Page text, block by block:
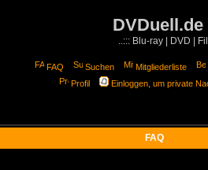
..::: Blu-ray | DVD |
FAQ Suchen Mitgliederliste
Profil
Einloggen, um private
FAQ